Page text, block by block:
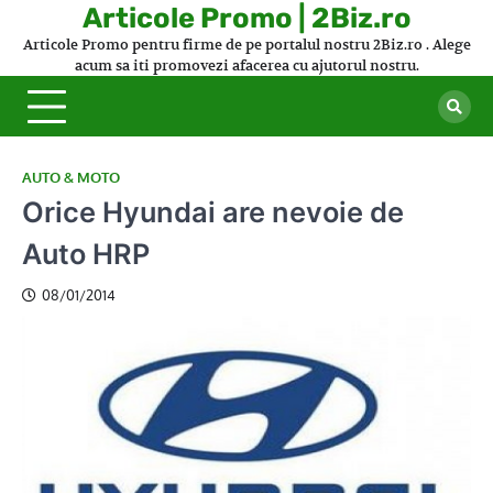
Articole Promo | 2Biz.ro
Articole Promo pentru firme de pe portalul nostru 2Biz.ro . Alege
acum sa iti promovezi afacerea cu ajutorul nostru.
AUTO & MOTO
Orice Hyundai are nevoie de
Auto HRP
08/01/2014